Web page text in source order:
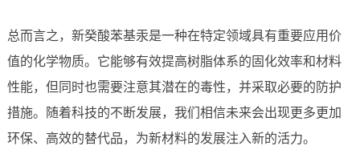
总而言之，新癸酸苯基汞是一种在特定领域具有重要应用价
值的化学物质。它能够有效提高树脂体系的固化效率和材料
性能，但同时也需要注意其潜在的毒性，并采取必要的防护
措施。随着科技的不断发展，我们相信未来会出现更多更加
环保、高效的替代品，为新材料的发展注入新的活力。